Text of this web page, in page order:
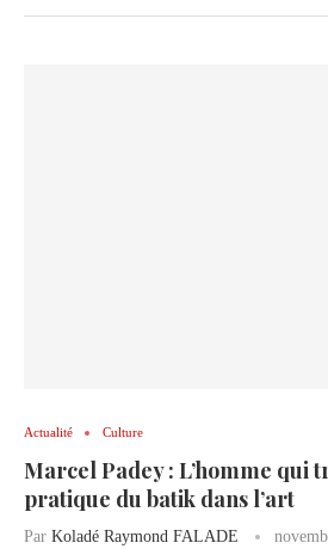
Actualité Culture
Marcel Padey : L’homme qui
pratique du batik dans l’art
Par Koladé Raymond FALADE